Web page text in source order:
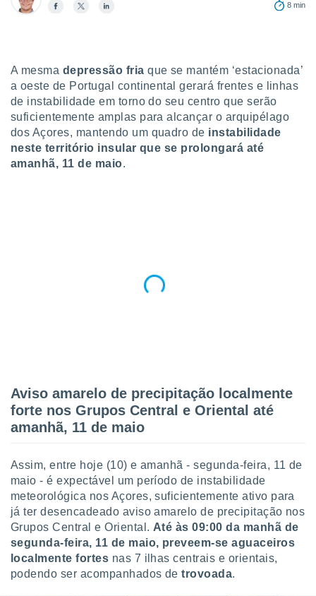
lhe
na nossa
e
a
cookies
de que
para
cookies
o
ou
8 min
A mesma depressão fria que se mantém ‘estacionada’
a oeste de Portugal continental gerará frentes e linhas
de instabilidade em torno do seu centro que serão
suficientemente amplas para alcançar o arquipélago
dos Açores, mantendo um quadro de instabilidade
neste território insular que se prolongará até
amanhã, 11 de maio.
Aviso amarelo de precipitação localmente
forte nos Grupos Central e Oriental até
amanhã, 11 de maio
Assim, entre hoje (10) e amanhã - segunda-feira, 11 de
maio - é expectável um período de instabilidade
meteorológica nos Açores, suficientemente ativo para
já ter desencadeado aviso amarelo de precipitação nos
Grupos Central e Oriental. Até às 09:00 da manhã de
segunda-feira, 11 de maio, preveem-se aguaceiros
localmente fortes nas 7 ilhas centrais e orientais,
podendo ser acompanhados detrovoada.